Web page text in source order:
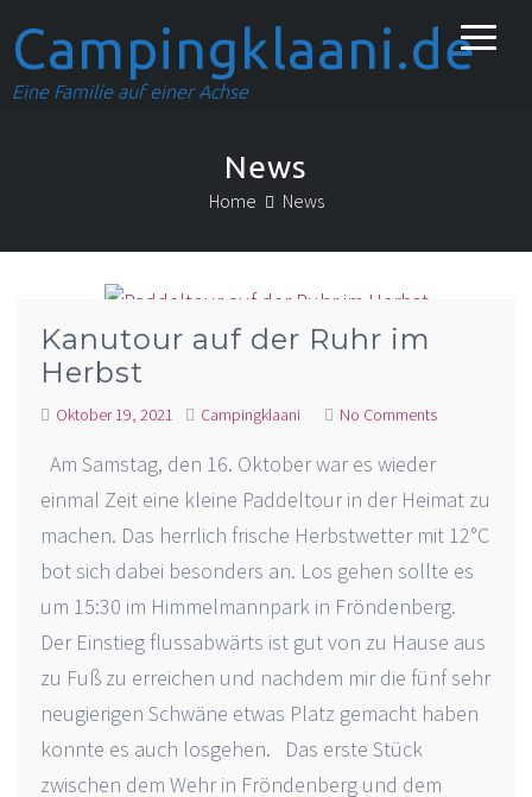
Campingklaani.de
Eine Familie auf einer Achse
News
Home News
Kanutour auf der Ruhr im
Herbst
Oktober 19, 2021 Campingklaani No Comments
Am Samstag, den 16. Oktober war es wieder
einmal Zeit eine kleine Paddeltour in der Heimat zu
machen. Das herrlich frische Herbstwetter mit 12°C
bot sich dabei besonders an. Los gehen sollte es
um 15:30 im Himmelmannpark in Fröndenberg.
Der Einstieg flussabwärts ist gut von zu Hause aus
zu Fuß zu erreichen und nachdem mir die fünf sehr
neugierigen Schwäne etwas Platz gemacht haben
konnte es auch losgehen. Das erste Stück
zwischen dem Wehr in Fröndenberg und dem